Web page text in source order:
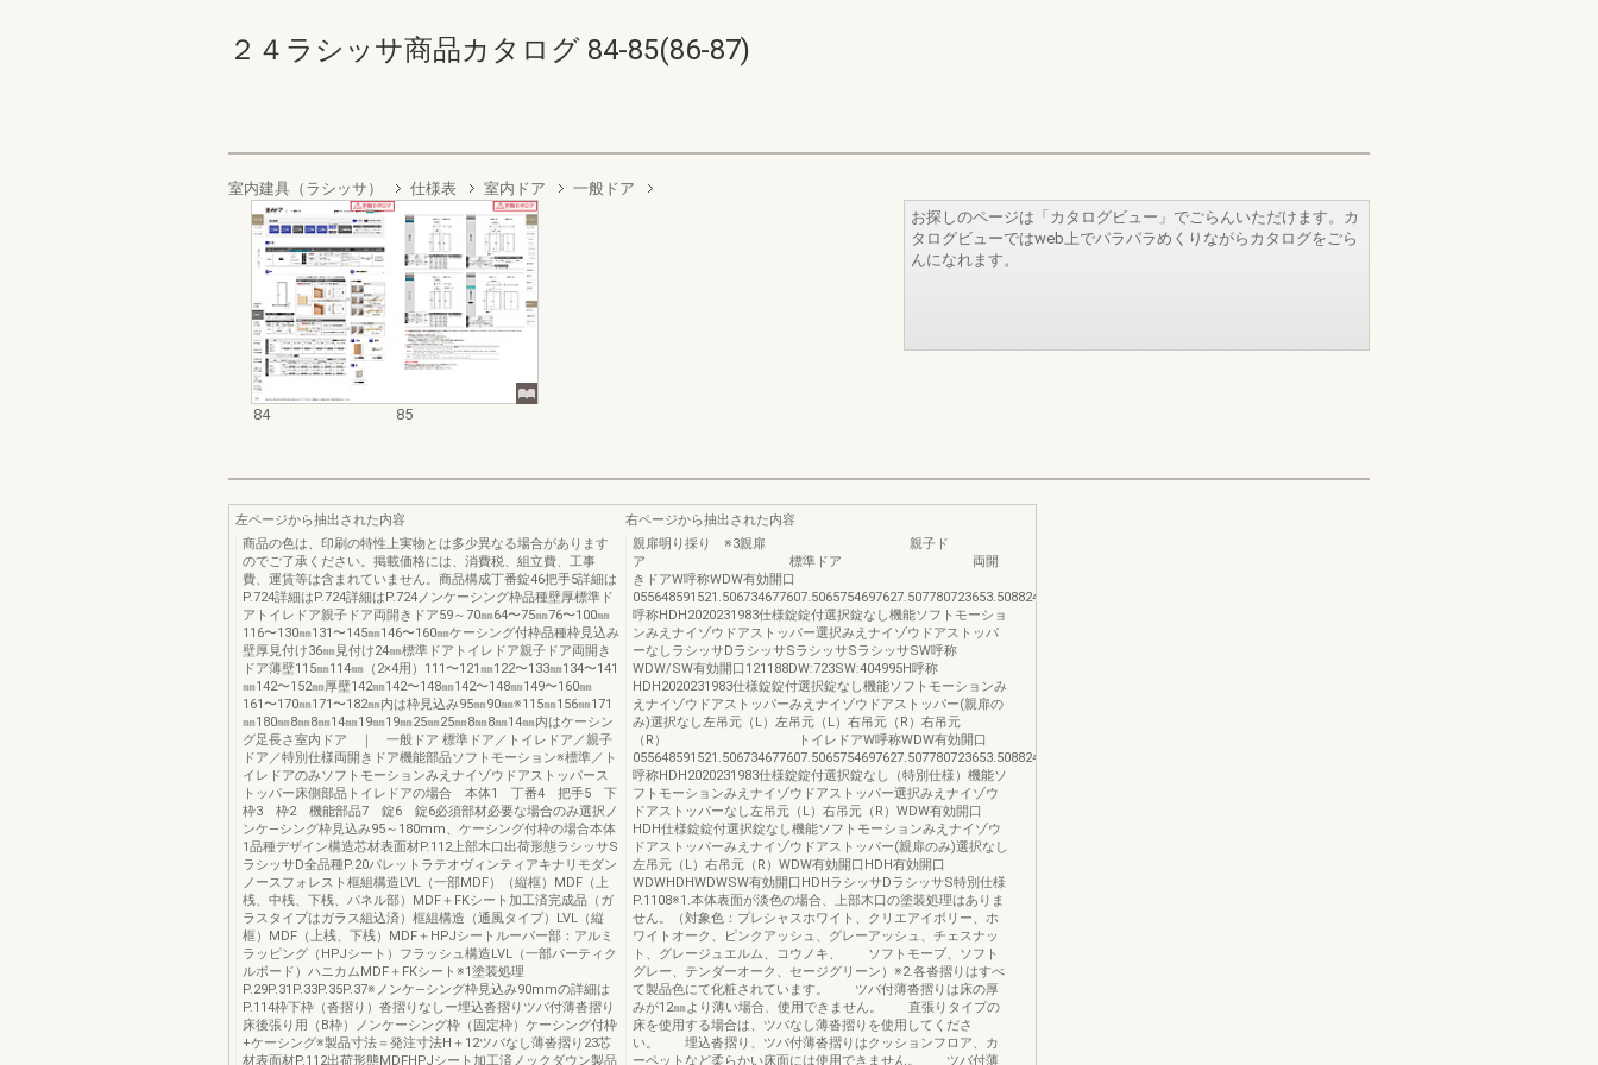
２４ラシッサ商品カタログ 84-85(86-87)
室内建具（ラシッサ） 仕様表 室内ドア 一般ドア
84 85
お探しのページは「カタログビュー」でごらんいただけます。カ
タログビューではweb上でパラパラめくりながらカタログをごら
んになれます。
左ページから抽出された内容
商品の色は、印刷の特性上実物とは多少異なる場合があります
のでご了承ください。掲載価格には、消費税、組立費、工事
費、運賃等は含まれていません。商品構成丁番錠46把手5詳細は
P.724詳細はP.724詳細はP.724ノンケーシング枠品種壁厚標準ド
アトイレドア親子ドア両開きドア59～70㎜64〜75㎜76〜100㎜
116〜130㎜131〜145㎜146〜160㎜ケーシング付枠品種枠見込み
壁厚見付け36㎜見付け24㎜標準ドアトイレドア親子ドア両開き
ドア薄壁115㎜114㎜（2×4用）111〜121㎜122〜133㎜134〜141
㎜142〜152㎜厚壁142㎜142〜148㎜142〜148㎜149〜160㎜
161〜170㎜171〜182㎜内は枠見込み95㎜90㎜※115㎜156㎜171
㎜180㎜8㎜8㎜14㎜19㎜19㎜25㎜25㎜8㎜8㎜14㎜内はケーシン
グ足長さ室内ドア ｜ 一般ドア 標準ドア／トイレドア／親子
ドア／特別仕様両開きドア機能部品ソフトモーション※標準／ト
イレドアのみソフトモーションみえナイゾウドアストッパース
トッパー床側部品トイレドアの場合 本体1 丁番4 把手5 下
枠3 枠2 機能部品7 錠6 錠6必須部材必要な場合のみ選択ノ
ンケ―シング枠見込み95～180mm、ケーシング付枠の場合本体
1品種デザイン構造芯材表面材P.112上部木口出荷形態ラシッサS
ラシッサD全品種P.20パレットラテオヴィンティアキナリモダン
ノースフォレスト框組構造LVL（一部MDF）（縦框）MDF（上
桟、中桟、下桟、パネル部）MDF＋FKシート加工済完成品（ガ
ラスタイプはガラス組込済）框組構造（通風タイプ）LVL（縦
框）MDF（上桟、下桟）MDF＋HPJシートルーバー部：アルミ
ラッピング（HPJシート）フラッシュ構造LVL（一部パーティク
ルボード）ハニカムMDF＋FKシート※1塗装処理
P.29P.31P.33P.35P.37※ノンケ―シング枠見込み90mmの詳細は
P.114枠下枠（沓摺り）沓摺りなしー埋込沓摺りツバ付薄沓摺り
床後張り用（B枠）ノンケーシング枠（固定枠）ケーシング付枠
+ケーシング※製品寸法＝発注寸法H＋12ツバなし薄沓摺り23芯
材表面材P.112出荷形態MDFHPJシート加工済ノックダウン製品
右ページから抽出された内容
親扉明り採り ※3親扉 親子ド
ア 標準ドア 両開
きドアW呼称WDW有効開口
055648591521.506734677607.5065754697627.507780723653.508824767697.509868811741.5H
呼称HDH2020231983仕様錠錠付選択錠なし機能ソフトモーショ
ンみえナイゾウドアストッパー選択みえナイゾウドアストッパ
ーなしラシッサDラシッサSラシッサSラシッサSW呼称
WDW/SW有効開口121188DW:723SW:404995H呼称
HDH2020231983仕様錠錠付選択錠なし機能ソフトモーションみ
えナイゾウドアストッパーみえナイゾウドアストッパー(親扉の
み)選択なし左吊元（L）左吊元（L）右吊元（R）右吊元
（R） トイレドアW呼称WDW有効開口
055648591521.506734677607.5065754697627.507780723653.508824767697.509868811741.5H
呼称HDH2020231983仕様錠錠付選択錠なし（特別仕様）機能ソ
フトモーションみえナイゾウドアストッパー選択みえナイゾウ
ドアストッパーなし左吊元（L）右吊元（R）WDW有効開口
HDH仕様錠錠付選択錠なし機能ソフトモーションみえナイゾウ
ドアストッパーみえナイゾウドアストッパー(親扉のみ)選択なし
左吊元（L）右吊元（R）WDW有効開口HDH有効開口
WDWHDHWDWSW有効開口HDHラシッサDラシッサS特別仕様
P.1108※1.本体表面が淡色の場合、上部木口の塗装処理はありま
せん。（対象色：プレシャスホワイト、クリエアイボリー、ホ
ワイトオーク、ピンクアッシュ、グレーアッシュ、チェスナッ
ト、グレージュエルム、コウノキ、 ソフトモーブ、ソフト
グレー、テンダーオーク、セージグリーン）※2.各沓摺りはすべ
て製品色にて化粧されています。 ツバ付薄沓摺りは床の厚
みが12㎜より薄い場合、使用できません。 直張りタイプの
床を使用する場合は、ツバなし薄沓摺りを使用してくださ
い。 埋込沓摺り、ツバ付薄沓摺りはクッションフロア、カ
ーペットなど柔らかい床面には使用できません。 ツバ付薄